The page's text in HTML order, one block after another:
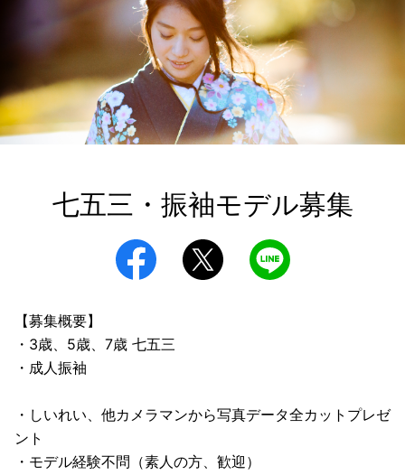
七五三・振袖モデル募集
【募集概要】
・3歳、5歳、7歳 七五三
・成人振袖
・しいれい、他カメラマンから写真データ全カットプレゼ
ント
・モデル経験不問（素人の方、歓迎）